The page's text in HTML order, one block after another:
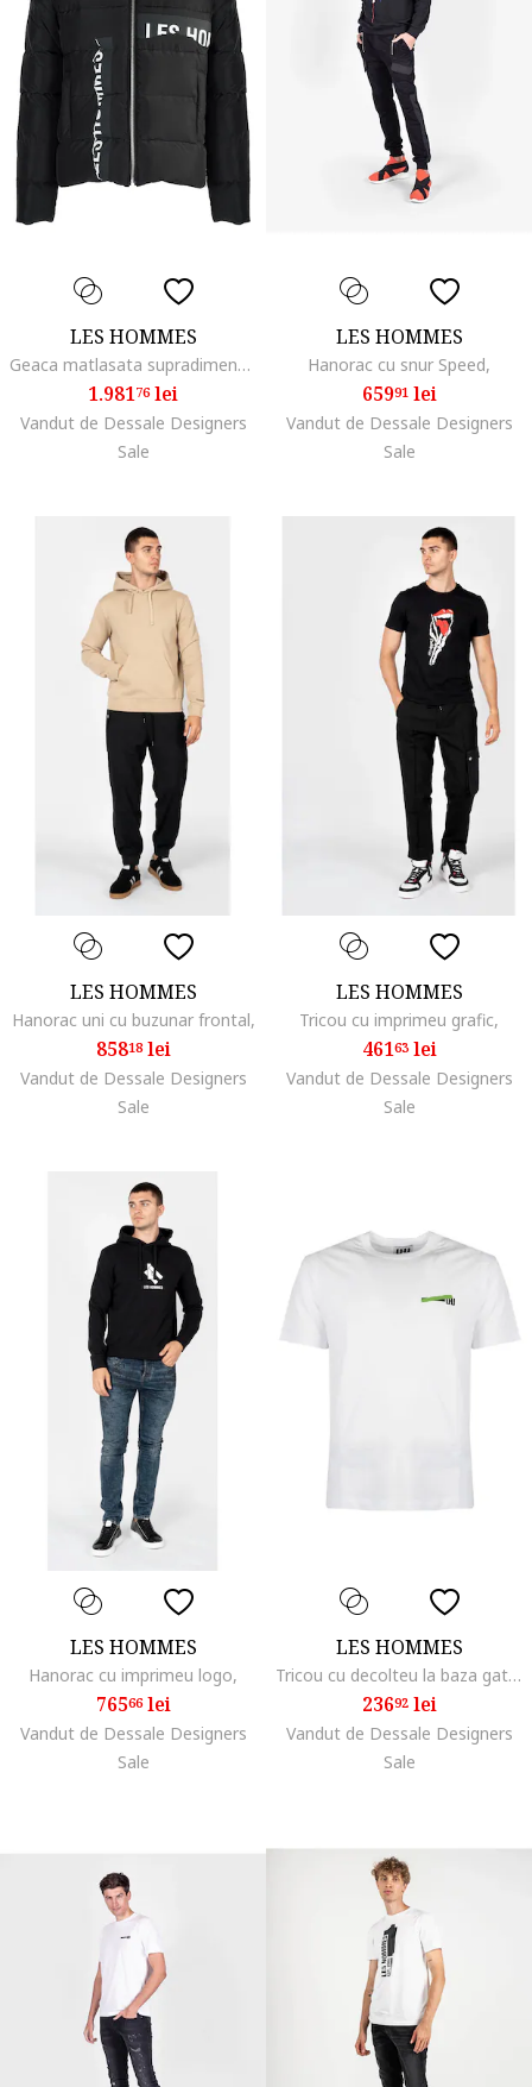
LES HOMMES
Geaca matlasata supradimensionata, 48
1.98176lei
Vandut de Dessale Designers
Sale
LES HOMMES
Hanorac cu snur Speed,
65991lei
Vandut de Dessale Designers
Sale
LES HOMMES
Hanorac uni cu buzunar frontal,
85818lei
Vandut de Dessale Designers
Sale
LES HOMMES
Tricou cu imprimeu grafic,
46163lei
Vandut de Dessale Designers
Sale
LES HOMMES
Hanorac cu imprimeu logo,
76566lei
Vandut de Dessale Designers
Sale
LES HOMMES
Tricou cu decolteu la baza gatului Urban Zone,
23692lei
Vandut de Dessale Designers
Sale